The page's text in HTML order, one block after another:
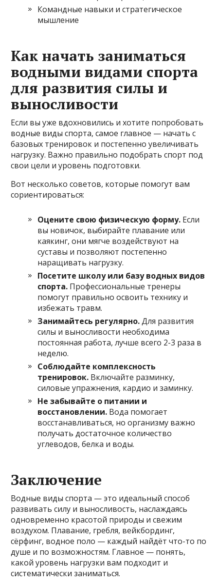
Командные навыки и стратегическое
мышление
Как начать заниматься
водными видами спорта
для развития силы и
выносливости
Если вы уже вдохновились и хотите попробовать
водные виды спорта, самое главное — начать с
базовых тренировок и постепенно увеличивать
нагрузку. Важно правильно подобрать спорт под
свои цели и уровень подготовки.
Вот несколько советов, которые помогут вам
сориентироваться:
Оцените свою физическую форму. Если
вы новичок, выбирайте плавание или
каякинг, они мягче воздействуют на
суставы и позволяют постепенно
наращивать нагрузку.
Посетите школу или базу водных видов
спорта. Профессиональные тренеры
помогут правильно освоить технику и
избежать травм.
Занимайтесь регулярно.Для развития
силы и выносливости необходима
постоянная работа, лучше всего 2-3 раза в
неделю.
Соблюдайте комплексность
тренировок. Включайте разминку,
силовые упражнения, кардио и заминку.
Не забывайте о питании и
восстановлении. Вода помогает
восстанавливаться, но организму важно
получать достаточное количество
углеводов, белка и воды.
Заключение
Водные виды спорта — это идеальный способ
развивать силу и выносливость, наслаждаясь
одновременно красотой природы и свежим
воздухом. Плавание, гребля, вейкбординг,
сёрфинг, водное поло — каждый найдёт что-то по
душе и по возможностям. Главное — понять,
какой уровень нагрузки вам подходит и
систематически заниматься.